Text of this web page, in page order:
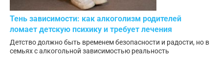
Тень зависимости: как алкоголизм родителей
ломает детскую психику и требует лечения
Детство должно быть временем безопасности и радости, но в
семьях с алкогольной зависимостью реальность